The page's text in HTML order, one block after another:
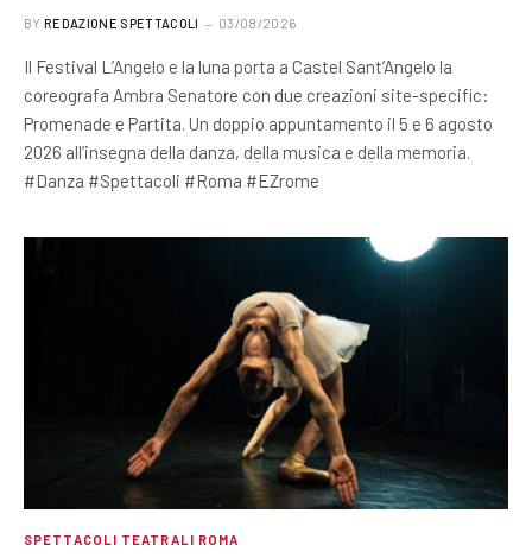
BY REDAZIONE SPETTACOLI 03/08/2026
Il Festival L’Angelo e la luna porta a Castel Sant’Angelo la
coreografa Ambra Senatore con due creazioni site-specific:
Promenade e Partita. Un doppio appuntamento il 5 e 6 agosto
2026 all’insegna della danza, della musica e della memoria.
#Danza #Spettacoli #Roma #EZrome
SPETTACOLI TEATRALI ROMA